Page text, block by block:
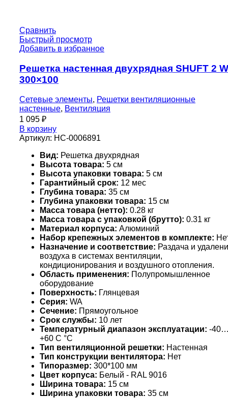
Сравнить
Быстрый просмотр
Добавить в избранное
Решетка настенная двухрядная SHUFT 2
300×100
Сетевые элементы, Решетки вентиляционные
настенные, Вентиляция
1 095 ₽
В корзину
Артикул: НС-0006891
Вид: Решетка двухрядная
Высота товара: 5 см
Высота упаковки товара: 5 см
Гарантийный срок: 12 мес
Глубина товара: 35 см
Глубина упаковки товара: 15 см
Масса товара (нетто): 0.28 кг
Масса товара с упаковкой (брутто): 0.31 кг
Материал корпуса: Алюминий
Набор крепежных элементов в комплекте:
Назначение и соответствие: Раздача и
воздуха в системах вентиляции,
кондиционирования и воздушного отопления.
Область применения: Полупромышленное
оборудование
Поверхность: Глянцевая
Серия: WA
Сечение: Прямоугольное
Срок службы: 10 лет
Температурный диапазон эксплуатации: -
+60 С °С
Тип вентиляционной решетки: Настенная
Тип конструкции вентилятора: Нет
Типоразмер: 300*100 мм
Цвет корпуса: Белый - RAL 9016
Ширина товара: 15 см
Ширина упаковки товара: 35 см